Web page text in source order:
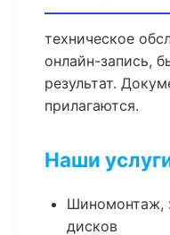
техническое
онлайн-запись,
результат.
прилагаются.
Наши
Шиномонтаж,
дисков